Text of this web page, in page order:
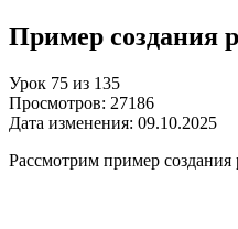
Пример создания
Урок 75 из 135
Просмотров: 27186
Дата изменения: 09.10.2025
Рассмотрим пример создания